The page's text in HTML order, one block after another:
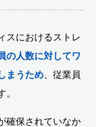
スにおけるストレ
の人数に対してワ
まうため 、従業員
。
確保されていなか